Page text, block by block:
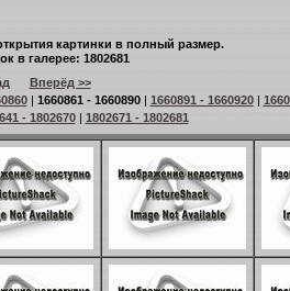
картинки в полный размер.
в галерее: 1802681
Вперёд >>
| 1660861 - 1660890| 1660891 - 1660920|
- 1802670| 1802671 - 1802681